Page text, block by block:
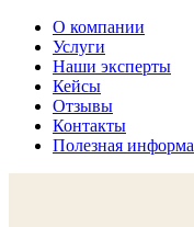
О компании
Услуги
Наши эксперты
Кейсы
Отзывы
Контакты
Полезная